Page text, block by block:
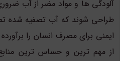
آلودگی ها و مواد مضر از آب
طراحی شوند که آب تصفیه شده
ایمنی برای مصرف انسان را
از مهم ترین و حساس ترین